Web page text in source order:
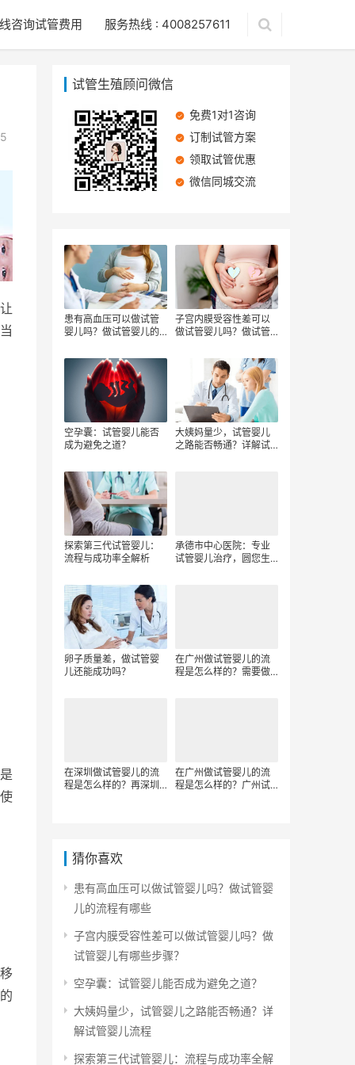
咨询试管费用 服务热线 : 4008257611
试管生殖顾问微信
免费1对1咨询
订制试管方案
领取试管优惠
微信同城交流
患有高血压可以做试管
婴儿吗？做试管婴儿的
子宫内膜受容性差可以
做试管婴儿吗？做试管
空孕囊：试管婴儿能否
成为避免之道？
大姨妈量少，试管婴儿
之路能否畅通？详解试
探索第三代试管婴儿：
流程与成功率全解析
承德市中心医院：专业
试管婴儿治疗，圆您生
卵子质量差，做试管婴
儿还能成功吗？
在广州做试管婴儿的流
程是怎么样的？需要做
在深圳做试管婴儿的流
程是怎么样的？再深圳
在广州做试管婴儿的流
程是怎么样的？广州试
猜你喜欢
患有高血压可以做试管婴儿吗？做试管婴
儿的流程有哪些
子宫内膜受容性差可以做试管婴儿吗？做
试管婴儿有哪些步骤？
空孕囊：试管婴儿能否成为避免之道？
大姨妈量少，试管婴儿之路能否畅通？详
解试管婴儿流程
探索第三代试管婴儿：流程与成功率全解